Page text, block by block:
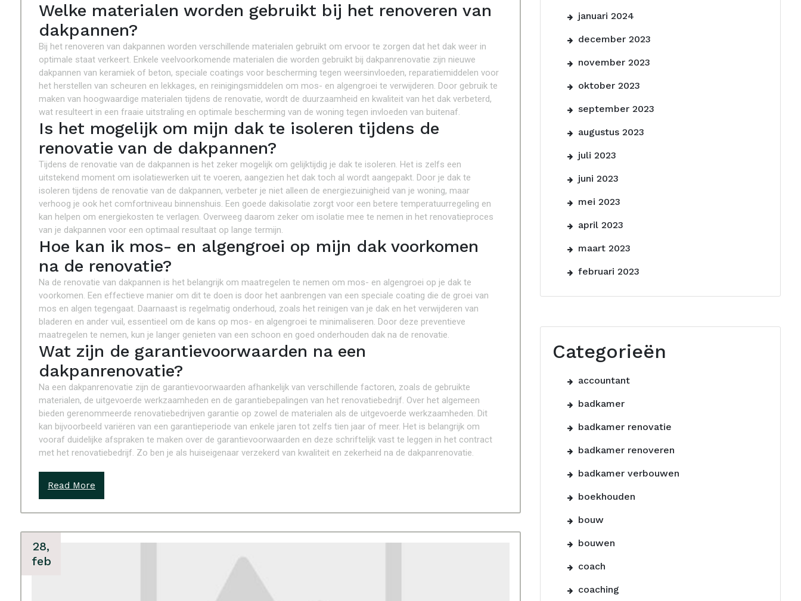
Welke materialen worden gebruikt bij het renoveren van
dakpannen?
Bij het renoveren van dakpannen worden verschillende materialen gebruikt om ervoor te zorgen dat het dak weer in
optimale staat verkeert. Enkele veelvoorkomende materialen die worden gebruikt bij dakpanrenovatie zijn nieuwe
dakpannen van keramiek of beton, speciale coatings voor bescherming tegen weersinvloeden, reparatiemiddelen voor
het herstellen van scheuren en lekkages, en reinigingsmiddelen om mos- en algengroei te verwijderen. Door gebruik te
maken van hoogwaardige materialen tijdens de renovatie, wordt de duurzaamheid en kwaliteit van het dak verbeterd,
wat resulteert in een fraaie uitstraling en optimale bescherming van de woning tegen invloeden van buitenaf.
Is het mogelijk om mijn dak te isoleren tijdens de
renovatie van de dakpannen?
Tijdens de renovatie van de dakpannen is het zeker mogelijk om gelijktijdig je dak te isoleren. Het is zelfs een
uitstekend moment om isolatiewerken uit te voeren, aangezien het dak toch al wordt aangepakt. Door je dak te
isoleren tijdens de renovatie van de dakpannen, verbeter je niet alleen de energiezuinigheid van je woning, maar
verhoog je ook het comfortniveau binnenshuis. Een goede dakisolatie zorgt voor een betere temperatuurregeling en
kan helpen om energiekosten te verlagen. Overweeg daarom zeker om isolatie mee te nemen in het renovatieproces
van je dakpannen voor een optimaal resultaat op lange termijn.
Hoe kan ik mos- en algengroei op mijn dak voorkomen
na de renovatie?
Na de renovatie van dakpannen is het belangrijk om maatregelen te nemen om mos- en algengroei op je dak te
voorkomen. Een effectieve manier om dit te doen is door het aanbrengen van een speciale coating die de groei van
mos en algen tegengaat. Daarnaast is regelmatig onderhoud, zoals het reinigen van je dak en het verwijderen van
bladeren en ander vuil, essentieel om de kans op mos- en algengroei te minimaliseren. Door deze preventieve
maatregelen te nemen, kun je langer genieten van een schoon en goed onderhouden dak na de renovatie.
Wat zijn de garantievoorwaarden na een
dakpanrenovatie?
Na een dakpanrenovatie zijn de garantievoorwaarden afhankelijk van verschillende factoren, zoals de gebruikte
materialen, de uitgevoerde werkzaamheden en de garantiebepalingen van het renovatiebedrijf. Over het algemeen
bieden gerenommeerde renovatiebedrijven garantie op zowel de materialen als de uitgevoerde werkzaamheden. Dit
kan bijvoorbeeld variëren van een garantieperiode van enkele jaren tot zelfs tien jaar of meer. Het is belangrijk om
vooraf duidelijke afspraken te maken over de garantievoorwaarden en deze schriftelijk vast te leggen in het contract
met het renovatiebedrijf. Zo ben je als huiseigenaar verzekerd van kwaliteit en zekerheid na de dakpanrenovatie.
Read More
28,
feb
januari 2024
december 2023
november 2023
oktober 2023
september 2023
augustus 2023
juli 2023
juni 2023
mei 2023
april 2023
maart 2023
februari 2023
Categorieën
accountant
badkamer
badkamer renovatie
badkamer renoveren
badkamer verbouwen
boekhouden
bouw
bouwen
coach
coaching